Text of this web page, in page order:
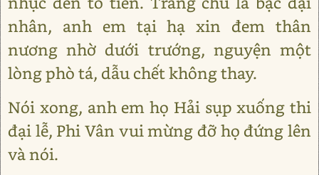
nhân, anh em tại hạ xin đem thân
nương nhờ dưới trướng, nguyện một
lòng phò tá, dẫu chết không thay.
Nói xong, anh em họ Hải sụp xuống thi
đại lễ, Phi Vân vui mừng đỡ họ đứng lên
và nói.